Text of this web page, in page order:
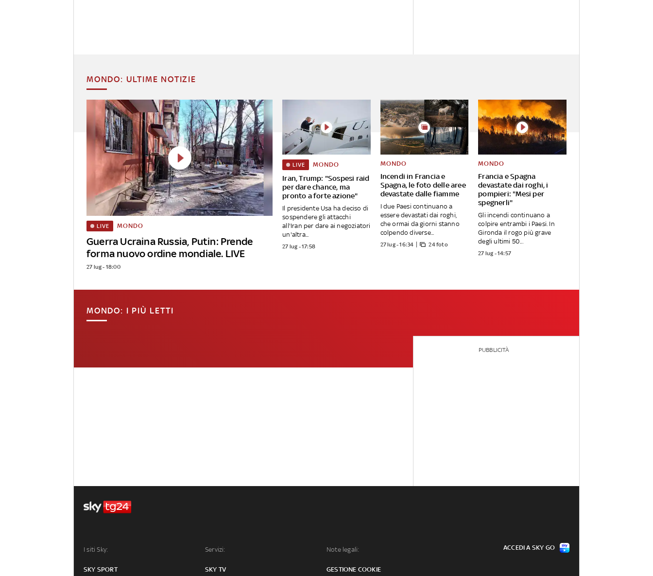
MONDO: ULTIME NOTIZIE
Guerra Ucraina Russia, Putin: Prende
forma nuovo ordine mondiale. LIVE
LIVE MONDO
27 lug - 18:00
Iran, Trump: "Sospesi raid
per dare chance, ma
pronto a forte azione"
LIVE MONDO
Il presidente Usa ha deciso di
sospendere gli attacchi
all'Iran per dare ai negoziatori
un'altra...
27 lug - 17:58
Incendi in Francia e
Spagna, le foto delle aree
devastate dalle fiamme
MONDO
I due Paesi continuano a
essere devastati dai roghi,
che ormai da giorni stanno
colpendo diverse...
27 lug - 16:34 24 foto
Francia e Spagna
devastate dai roghi, i
pompieri: "Mesi per
spegnerli"
MONDO
Gli incendi continuano a
colpire entrambi i Paesi. In
Gironda il rogo più grave
degli ultimi 50...
27 lug - 14:57
MONDO: I PIÙ LETTI
PUBBLICITÀ
I siti Sky:
SKY SPORT
Servizi:
SKY TV
Note legali:
GESTIONE COOKIE
ACCEDI A SKY GO